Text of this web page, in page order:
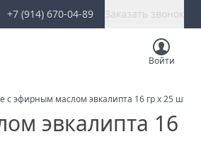
+7 (914) 670-04-89 Заказать звонок
Войти
эфирным маслом эвкалипта 16 гр х 25 шт
эвкалипта 16